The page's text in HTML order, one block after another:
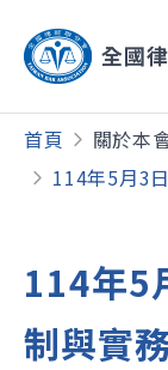
首頁 關於本
114年5月3
114年5
制與實